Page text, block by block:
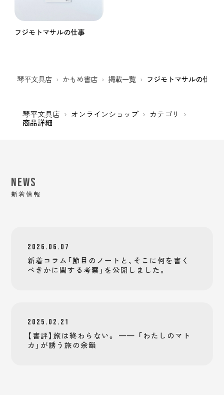
フジモトマサルの仕事
琴平文具店 かもめ書店 掲載一覧 フジモトマサルの仕事
琴平文具店 オンラインショップ
カテゴリ
商品詳細
NEWS
新着情報
2026.06.07
新着コラム「節目のノートと、そこに何を書く
べきかに関する考察」を公開しました。
2025.02.21
【書評】旅は終わらない。 —— 「わたしのマト
カ」が誘う旅の余韻